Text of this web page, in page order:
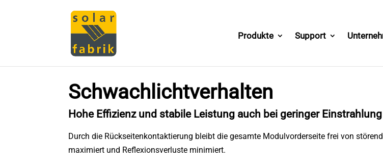
Produkte Support
Schwachlichtverhalten
Hohe Effizienz und stabile Leistung auch bei geringer Einstrahlung
Durch die Rückseitenkontaktierung bleibt die gesamte Modulvorderseite frei von
maximiert und Reflexionsverluste minimiert.